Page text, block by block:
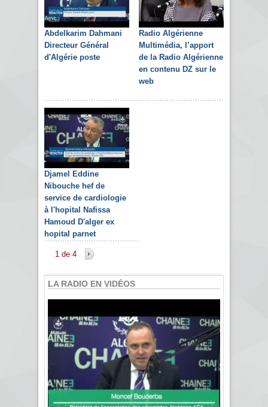
Abdelkarim Dahmani
Directeur Général
d'Algérie poste
Radio Algérienne
Multimédia, l’apport
de la Radio Algérienne
en contenu DZ sur le
web
Djamel Eddine
Nibouche hef de
service de cardiologie
à l'hopital Nafissa
Hamoud D'alger ex
hopital parnet
1 de 4
LA RADIO EN VIDÉOS